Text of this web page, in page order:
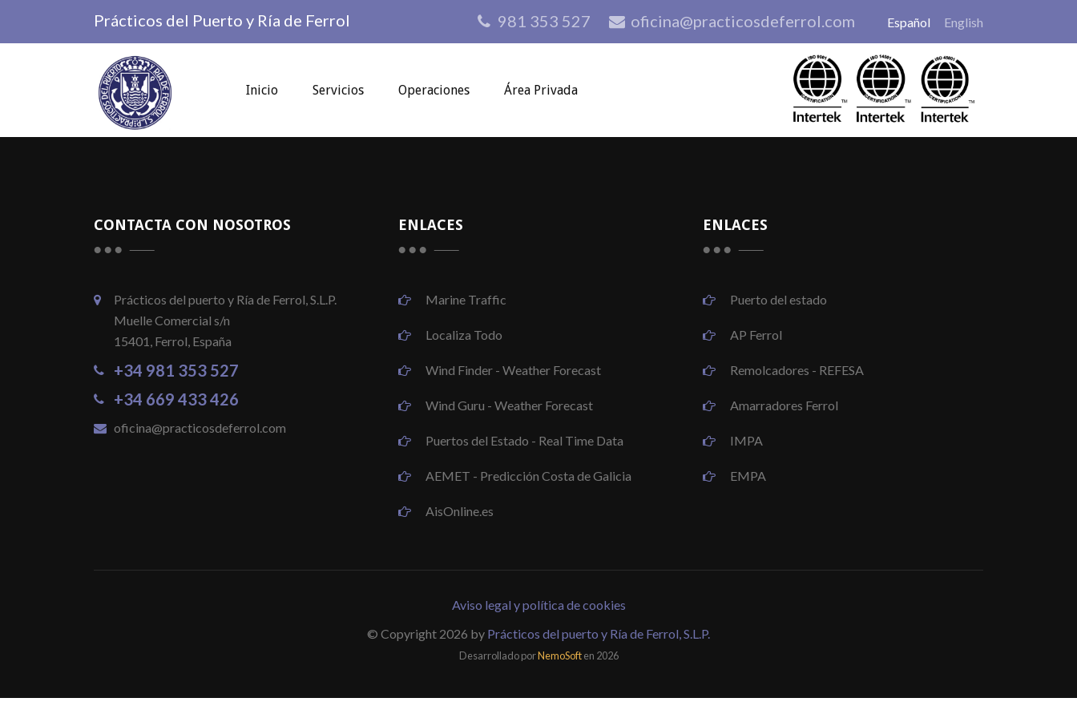
Prácticos del Puerto y Ría de Ferrol 981 353 527 oficina@practicosdeferrol.com Español English
Inicio Servicios Operaciones Área Privada
CONTACTA CON NOSOTROS
Prácticos del puerto y Ría de Ferrol, S.L.P.
Muelle Comercial s/n
15401, Ferrol, España
+34 981 353 527
+34 669 433 426
oficina@practicosdeferrol.com
ENLACES
Marine Traffic
Localiza Todo
Wind Finder - Weather Forecast
Wind Guru - Weather Forecast
Puertos del Estado - Real Time Data
AEMET - Predicción Costa de Galicia
AisOnline.es
ENLACES
Puerto del estado
AP Ferrol
Remolcadores - REFESA
Amarradores Ferrol
IMPA
EMPA
Aviso legal y política de cookies
© Copyright 2026 by Prácticos del puerto y Ría de Ferrol, S.L.P.
Desarrollado porNemoSoften 2026